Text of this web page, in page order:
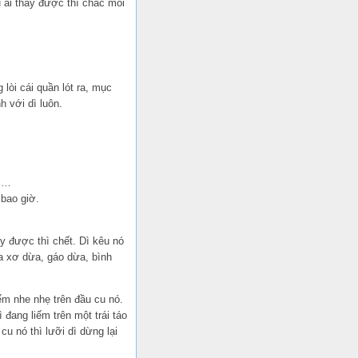
ai thấy được thì chắc mỗi
lòi cái quần lót ra, mục
với dì luôn.
giờ.
được thì chết. Dì kêu nó
xơ dừa, gáo dừa, bình
nhe nhẹ trên đầu cu nó.
liếm trên một trái táo
nó thì lưỡi dì dừng lại